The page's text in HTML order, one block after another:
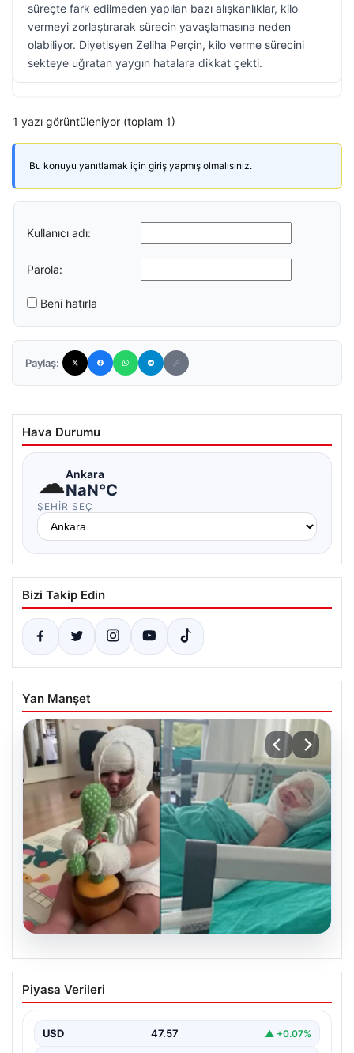
süreçte fark edilmeden yapılan bazı alışkanlıklar, kilo
vermeyi zorlaştırarak sürecin yavaşlamasına neden
olabiliyor. Diyetisyen Zeliha Perçin, kilo verme sürecini
sekteye uğratan yaygın hatalara dikkat çekti.
1 yazı görüntüleniyor (toplam 1)
Bu konuyu yanıtlamak için giriş yapmış olmalısınız.
Kullanıcı adı:
Parola:
Beni hatırla
Paylaş:
Hava Durumu
☁Ankara
NaN°C
ŞEHIR SEÇ
Bizi Takip Edin
Yan Manşet
05.08.2026
Domates konservesi bomba gibi patladı,
9 aylık bebeğin vücudu yandı
Piyasa Verileri
USD 47.57 ▲ +0.07%